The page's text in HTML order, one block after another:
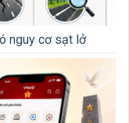
nguy cơ sạt lở